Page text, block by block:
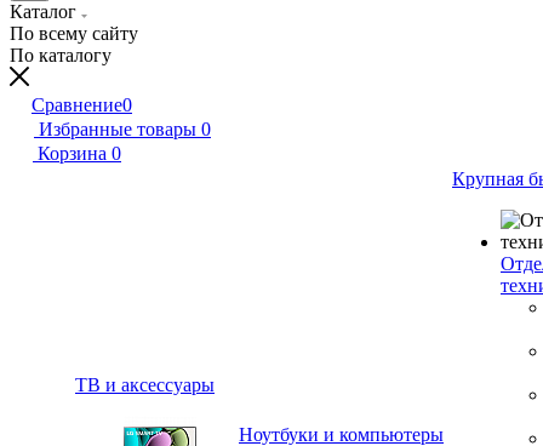
Каталог
По всему сайту
По каталогу
Сравнение0
Избранные товары 0
Корзина 0
ТВ и аксессуары
Ноутбуки и компьютеры
Крупная